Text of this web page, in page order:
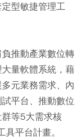
型敏捷管理工
推動產業數位轉
量軟體系統，藉
元業務需求、內
平台、推動數位
等5大需求核
平台計畫。